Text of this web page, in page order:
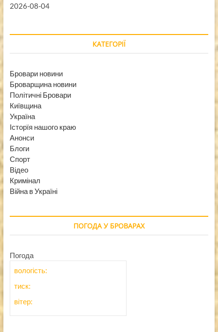
2026-08-04
КАТЕГОРІЇ
Бровари новини
Броварщина новини
Політичні Бровари
Київщина
Україна
Історїя нашого краю
Анонси
Блоги
Спорт
Відео
Кримінал
Війна в Україні
ПОГОДА У БРОВАРАХ
Погода
вологість:
тиск:
вітер: